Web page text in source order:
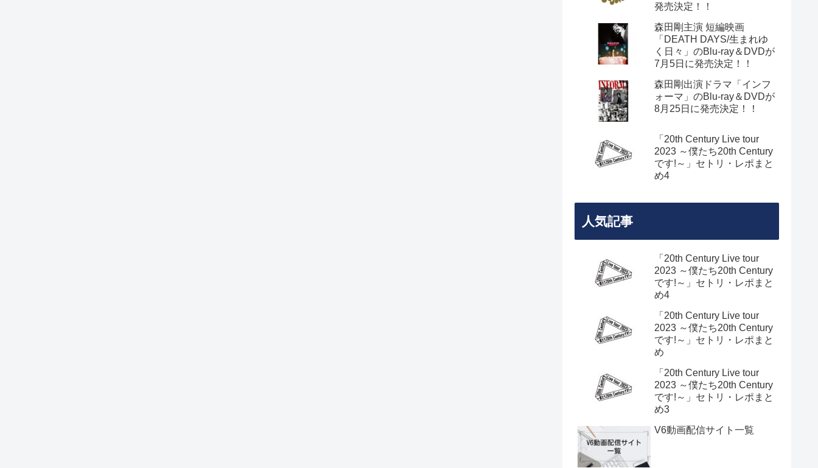
発売決定！！
森田剛主演 短編映画
「DEATH DAYS/生まれゆ
く日々」のBlu-ray＆DVDが
7月5日に発売決定！！
森田剛出演ドラマ「インフ
ォーマ」のBlu-ray＆DVDが
8月25日に発売決定！！
「20th Century Live tour
2023 ～僕たち20th Century
です!～」セトリ・レポまと
め4
人気記事
「20th Century Live tour
2023 ～僕たち20th Century
です!～」セトリ・レポまと
め4
「20th Century Live tour
2023 ～僕たち20th Century
です!～」セトリ・レポまと
め
「20th Century Live tour
2023 ～僕たち20th Century
です!～」セトリ・レポまと
め3
V6動画配信サイト一覧